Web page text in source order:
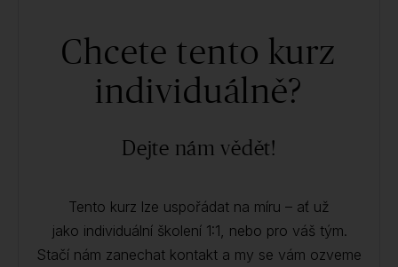
Chcete tento kurz
individuálně?
Dejte nám vědět!
Tento kurz lze uspořádat na míru – ať už
jako individuální školení 1:1, nebo pro váš tým.
Stačí nám zanechat kontakt a my se vám ozveme